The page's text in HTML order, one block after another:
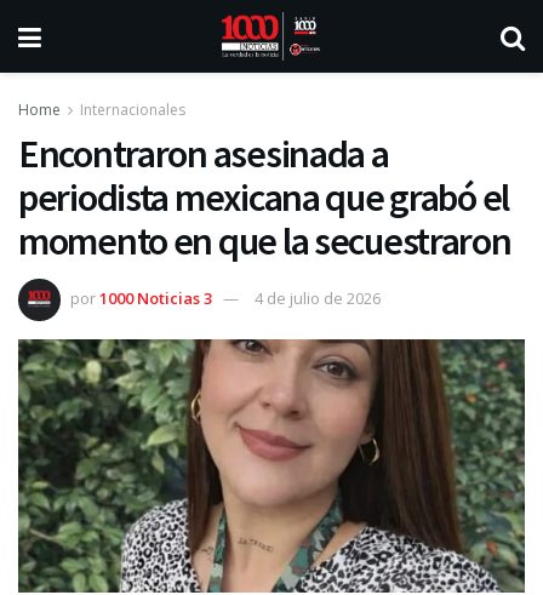
Home Internacionales
Encontraron asesinada a
periodista mexicana que grabó el
momento en que la secuestraron
por1000 Noticias 3 4 de julio de 2026